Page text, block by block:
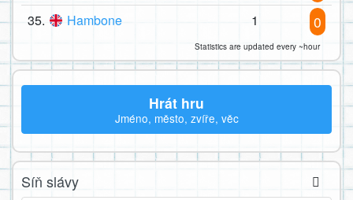
35. Hambone 1 0
Statistics are updated every ~hour
Hrát hru
Jméno, město, zvíře, věc
Síň slávy